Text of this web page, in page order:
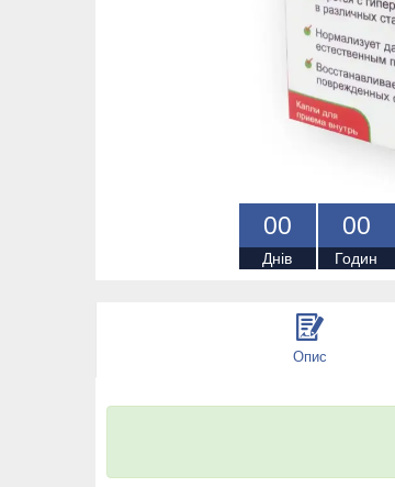
00
Днів
00
Годин
Опис